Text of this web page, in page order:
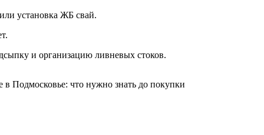
установка ЖБ свай.
и организацию ливневых стоков.